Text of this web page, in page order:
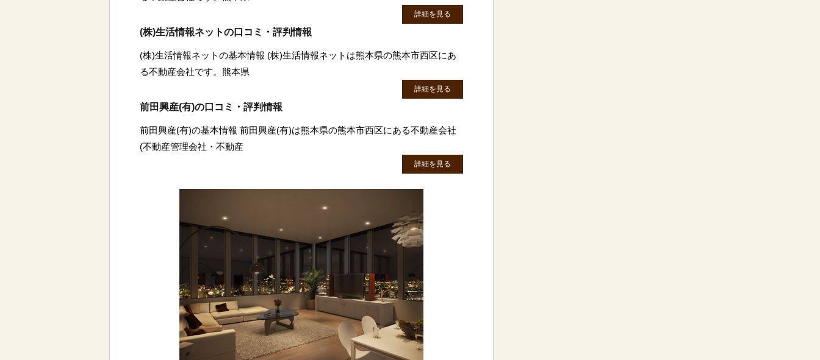
詳細を見る
(株)生活情報ネットの口コミ・評判情報
(株)生活情報ネットの基本情報 (株)生活情報ネットは熊本県の熊本市西区にあ
る不動産会社です。熊本県
詳細を見る
前田興産(有)の口コミ・評判情報
前田興産(有)の基本情報 前田興産(有)は熊本県の熊本市西区にある不動産会社
(不動産管理会社・不動産
詳細を見る